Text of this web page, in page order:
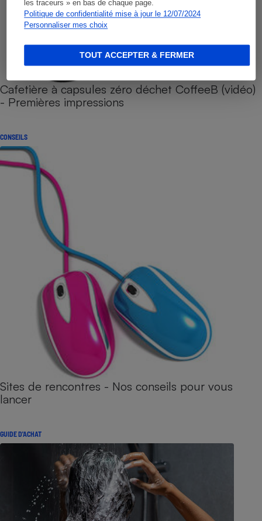
les traceurs » en bas de chaque page.
Politique de confidentialité mise à jour le 12/07/2024
Personnaliser mes choix
TOUT ACCEPTER & FERMER
Cafetière à capsules zéro déchet CoffeeB (vidéo)
- Premières impressions
CONSEILS
Sites de rencontres - Nos conseils pour vous
lancer
GUIDE D'ACHAT